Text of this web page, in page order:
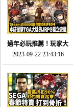
過年必玩推薦！玩家大
推的JRPG神作《神之
天平》介紹！-電玩宅
速配20230126
2023-09-22 23:43:16